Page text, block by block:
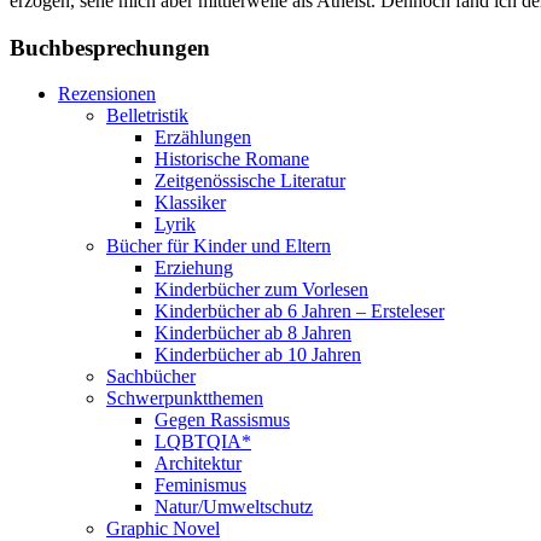
Buchbesprechungen
Rezensionen
Belletristik
Erzählungen
Historische Romane
Zeitgenössische Literatur
Klassiker
Lyrik
Bücher für Kinder und Eltern
Erziehung
Kinderbücher zum Vorlesen
Kinderbücher ab 6 Jahren – Ersteleser
Kinderbücher ab 8 Jahren
Kinderbücher ab 10 Jahren
Sachbücher
Schwerpunktthemen
Gegen Rassismus
LQBTQIA*
Architektur
Feminismus
Natur/Umweltschutz
Graphic Novel